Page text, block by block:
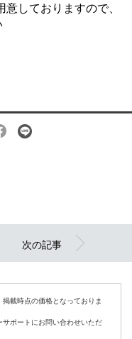
しておりますので、
次の記事
載時点の価格となっておりま
ポートにお問い合わせいただ